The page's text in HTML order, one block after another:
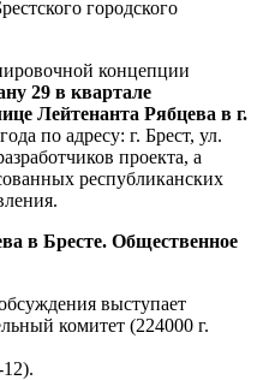
городского
концепции
29 в квартале
Лейтенанта Рябцева в г.
по адресу: г. Брест, ул.
проекта, а
республиканских
выступает
комитет (224000 г.